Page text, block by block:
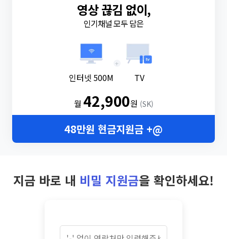
영상 끊김 없이,
인기채널 모두 담은
인터넷 500M
+
TV
월 42,900원 (SK)
48만원 현금지원금 +@
지금 바로 내 비밀 지원금을 확인하세요!